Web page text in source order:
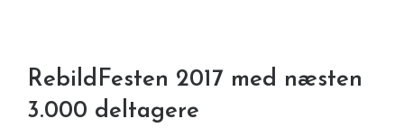
RebildFesten 2017 med næsten
3.000 deltagere